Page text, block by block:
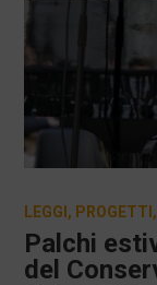
Palchi
del
LEGGI , PROGETTI ,